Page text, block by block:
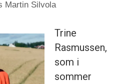
Martin Silvola
Trine
Rasmussen,
som i
sommer